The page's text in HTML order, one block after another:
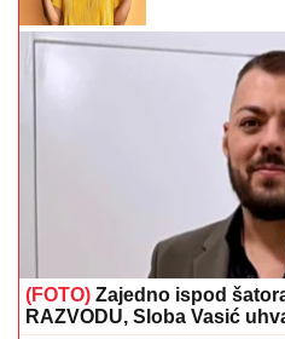
(FOTO) Zajedno ispod
RAZVODU, Sloba Vasić